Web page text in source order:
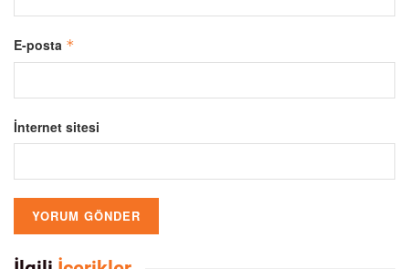
E-posta *
İnternet sitesi